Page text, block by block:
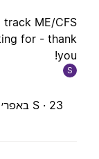
to track ME/
looking for -
S ·